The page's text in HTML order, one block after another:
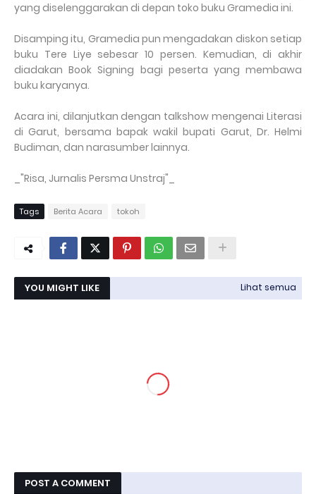
yang diselenggarakan di depan toko buku Gramedia ini.
Disamping itu, Gramedia pun mengadakan diskon setiap
buku Tere Liye sebesar 10 persen. Kemudian, di akhir
diadakan Book Signing bagi peserta yang membawa
buku karyanya.
Acara ini, dilanjutkan dengan talkshow mengenai Literasi
di Garut, bersama bapak wakil bupati Garut, Dr. Helmi
Budiman, dan narasumber lainnya.
_"Risa, Jurnalis Persma Unstraj"_
Tags Berita Acara tokoh
YOU MIGHT LIKE Lihat semua
POST A COMMENT